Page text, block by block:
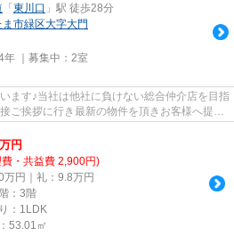
「 東川口 」駅 徒歩28分
ま市緑区大字大門
｜募集中： 2室
ます♪当社は他社に負けない総合仲介店を目指
ご挨拶に行き最新の物件を頂きお客様へ提供
万円
・共益費 2,900円)
万円｜礼：9.8万円
：3階
：1LDK
53.01㎡